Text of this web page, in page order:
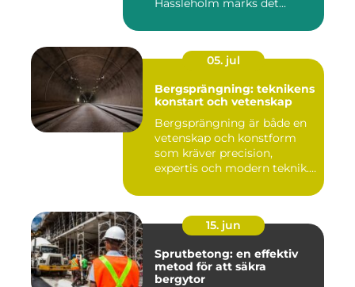
05. jul
Bergsprängning: teknikens
konstart och vetenskap
Bergsprängning är både en
vetenskap och konstform
som kräver precision,
expertis och modern teknik.
15. jun
Sprutbetong: en effektiv
metod för att säkra
bergytor